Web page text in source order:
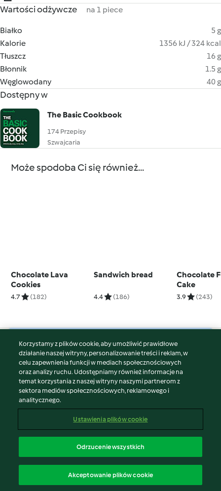
Wartości odżywcze na 1 piece
Białko
5 g
Kalorie
1356 kJ / 324 kcal
Tłuszcz
16 g
Błonnik
1.5 g
Węglowodany
40 g
Dostępny w
The Basic Cookbook
174 Przepisy
Szwajcaria
Może spodoba Ci się również...
Chocolate Lava
Cookies
4.7 (182)
Sandwich bread
4.4 (186)
Chocolate
Cake
3.9 (243)
© Copyright 2026
Warunki korzystania
Polityka prywatności
Disclaimer
Znak wydawcy
Zgłoś treść
Oświadczenie o dostępności
Korzystamy z plików cookie, aby umożliwić prawidłowe
działanie naszej witryny, personalizowanie treści i reklam, w
celu zapewnienia funkcji w mediach społecznościowych
oraz analizy ruchu. Udostępniamy również informacje na
temat korzystania z naszej witryny naszymi partnerom z
sektora mediów społecznościowych, reklamowego i
analitycznego.
Ustawienia plików cookie
Odrzucenie wszystkich
Akceptowanie plików cookie